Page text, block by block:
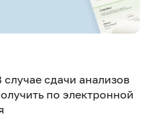
сдачи анализов
по электронной